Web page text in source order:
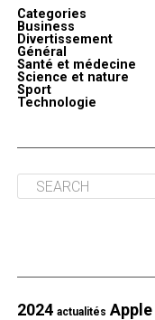
Categories
Business
Divertissement
Général
Santé et médecine
Science et nature
Sport
Technologie
2024 actualités Apple